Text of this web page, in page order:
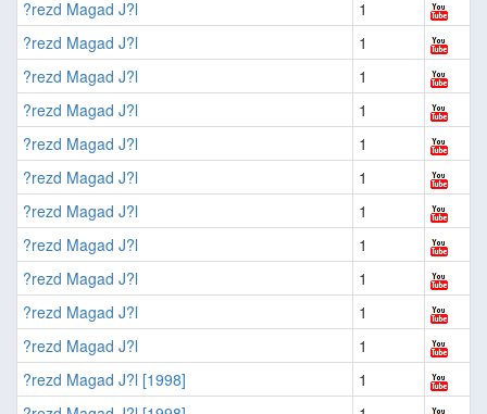
?rezd Magad J?l
1
?rezd Magad J?l
1
?rezd Magad J?l
1
?rezd Magad J?l
1
?rezd Magad J?l
1
?rezd Magad J?l
1
?rezd Magad J?l
1
?rezd Magad J?l
1
?rezd Magad J?l
1
?rezd Magad J?l
1
?rezd Magad J?l
1
?rezd Magad J?l [1998]
1